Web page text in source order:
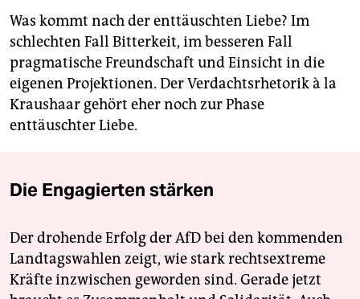
Was kommt nach der enttäuschten Liebe? Im
schlechten Fall Bitterkeit, im besseren Fall
pragmatische Freundschaft und Einsicht in die
eigenen Projektionen. Der Verdachtsrhetorik à la
Kraushaar gehört eher noch zur Phase
enttäuschter Liebe.
Die Engagierten stärken
Der drohende Erfolg der AfD bei den kommenden
Landtagswahlen zeigt, wie stark rechtsextreme
Kräfte inzwischen geworden sind. Gerade jetzt